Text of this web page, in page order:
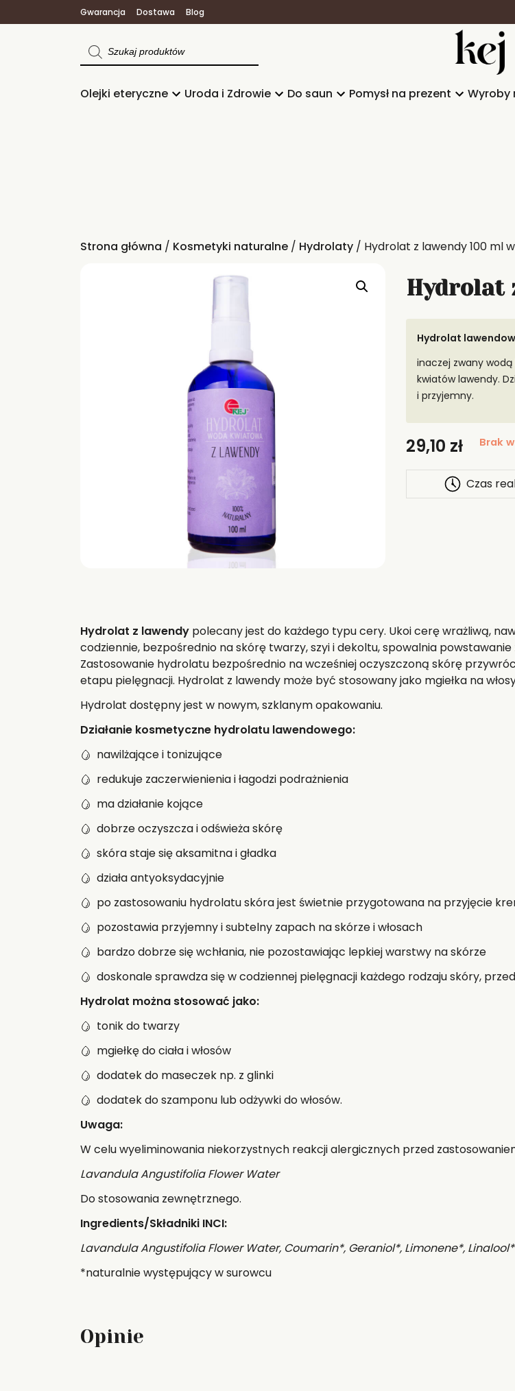
Gwarancja Dostawa Blog
Wyszukiwarka
produktów
Olejki eteryczne Uroda i Zdrowie Do saun Pomysł na prezent Wyroby
Strona główna / Kosmetyki naturalne / Hydrolaty / Hydrolat z lawendy 100 ml
Hydrolat
Hydrolat
inaczej zwany
kwiatów lawendy.
i przyjemny.
29,10 zł Brak
Czas
Hydrolat z lawendy polecany jest do każdego typu cery. Ukoi cerę wrażliwą,
codziennie, bezpośrednio na skórę twarzy, szyi i dekoltu, spowalnia
Zastosowanie hydrolatu bezpośrednio na wcześniej oczyszczoną skórę
etapu pielęgnacji. Hydrolat z lawendy może być stosowany jako mgiełka na
Hydrolat dostępny jest w nowym, szklanym opakowaniu.
Działanie kosmetyczne hydrolatu lawendowego:
nawilżające i tonizujące
redukuje zaczerwienienia i łagodzi podrażnienia
ma działanie kojące
dobrze oczyszcza i odświeża skórę
skóra staje się aksamitna i gładka
działa antyoksydacyjnie
po zastosowaniu hydrolatu skóra jest świetnie przygotowana na przyjęcie
pozostawia przyjemny i subtelny zapach na skórze i włosach
bardzo dobrze się wchłania, nie pozostawiając lepkiej warstwy na skórze
doskonale sprawdza się w codziennej pielęgnacji każdego rodzaju skóry,
Hydrolat można stosować jako:
tonik do twarzy
mgiełkę do ciała i włosów
dodatek do maseczek np. z glinki
dodatek do szamponu lub odżywki do włosów.
Uwaga:
W celu wyeliminowania niekorzystnych reakcji alergicznych przed
Lavandula Angustifolia Flower Water
Do stosowania zewnętrznego.
Ingredients/Składniki INCI:
Lavandula Angustifolia Flower Water, Coumarin*, Geraniol*, Limonene*, Linalool*
*naturalnie występujący w surowcu
Opinie